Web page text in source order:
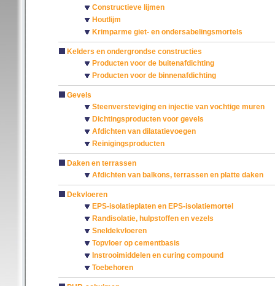
Constructieve lijmen
Houtlijm
Krimparme giet- en ondersabelingsmortels
Kelders en ondergrondse constructies
Producten voor de buitenafdichting
Producten voor de binnenafdichting
Gevels
Steenversteviging en injectie van vochtige muren
Dichtingsproducten voor gevels
Afdichten van dilatatievoegen
Reinigingsproducten
Daken en terrassen
Afdichten van balkons, terrassen en platte daken
Dekvloeren
EPS-isolatieplaten en EPS-isolatiemortel
Randisolatie, hulpstoffen en vezels
Sneldekvloeren
Topvloer op cementbasis
Instrooimiddelen en curing compound
Toebehoren